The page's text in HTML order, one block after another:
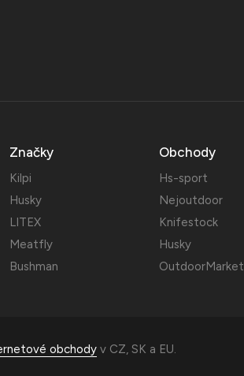
Značky
Kilpi
Husky
LITEX
Meatfly
Bushman
Obchody
Hs-sport
Nejoutdoor
Knifestock
Husky
OutdoorMarket
obchody v CZ, SK a EU.